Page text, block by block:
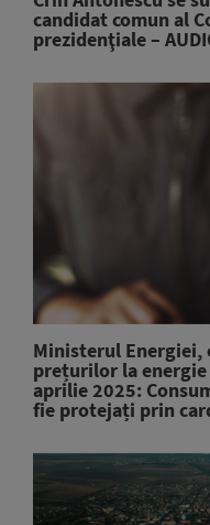
candidat comun al
prezidenţiale –
Ministerul
prețurilor la energie
aprilie 2025:
fie protejați prin